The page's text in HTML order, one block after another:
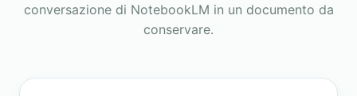
conversazione di NotebookLM in un documento da
conservare.